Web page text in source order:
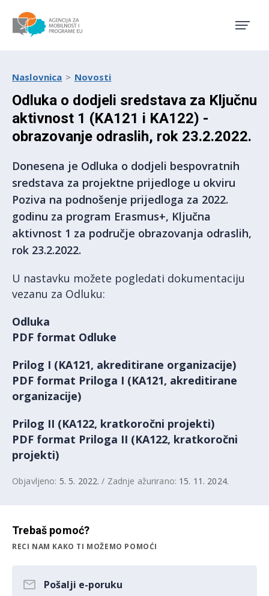
Naslovnica Novosti
Odluka o dodjeli sredstava za Ključnu
aktivnost 1 (KA121 i KA122) -
obrazovanje odraslih, rok 23.2.2022.
Donesena je Odluka o dodjeli bespovratnih
sredstava za projektne prijedloge u okviru
Poziva na podnošenje prijedloga za 2022.
godinu za program Erasmus+, Ključna
aktivnost 1 za područje obrazovanja odraslih,
rok 23.2.2022.
U nastavku možete pogledati dokumentaciju
vezanu za Odluku:
Odluka
PDF format Odluke
Prilog I (KA121, akreditirane organizacije)
PDF format Priloga I (KA121, akreditirane
organizacije)
Prilog II (KA122, kratkoročni projekti)
PDF format Priloga II (KA122, kratkoročni
projekti)
Objavljeno: 5. 5. 2022. / Zadnje ažurirano: 15. 11. 2024.
Trebaš pomoć?
RECI NAM KAKO TI MOŽEMO POMOĆI
Pošalji e-poruku